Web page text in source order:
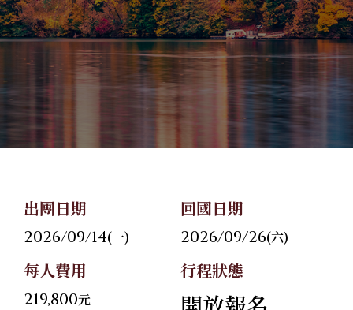
06關於華友
07旅遊地圖
08聯絡我們
出團日期
2026/09/14(一)
回國日期
2026/09/26(六)
每人費用
219,800元
行程狀態